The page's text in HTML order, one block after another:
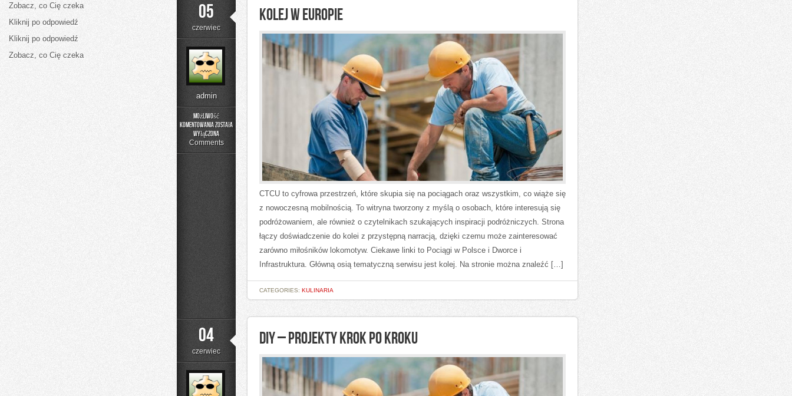
05
czerwiec
admin
Możliwość
komentowania
Europie
została
wyłączona
Comments
KOLEJ W EUROPIE
CTCU to cyfrowa przestrzeń, które skupia się na pociągach oraz wszystkim, co wiąże się
z nowoczesną mobilnością. To witryna tworzony z myślą o osobach, które interesują się
podróżowaniem, ale również o czytelnikach szukających inspiracji podróżniczych. Strona
łączy doświadczenie do kolei z przystępną narracją, dzięki czemu może zainteresować
zarówno miłośników lokomotyw. Ciekawe linki to Pociągi w Polsce i Dworce i
Infrastruktura. Główną osią tematyczną serwisu jest kolej. Na stronie można znaleźć […]
CATEGORIES: KULINARIA
04
czerwiec
DIY – PROJEKTY KROK PO KROKU
Zobacz, co Cię czeka
Kliknij po odpowiedź
Kliknij po odpowiedź
Zobacz, co Cię czeka